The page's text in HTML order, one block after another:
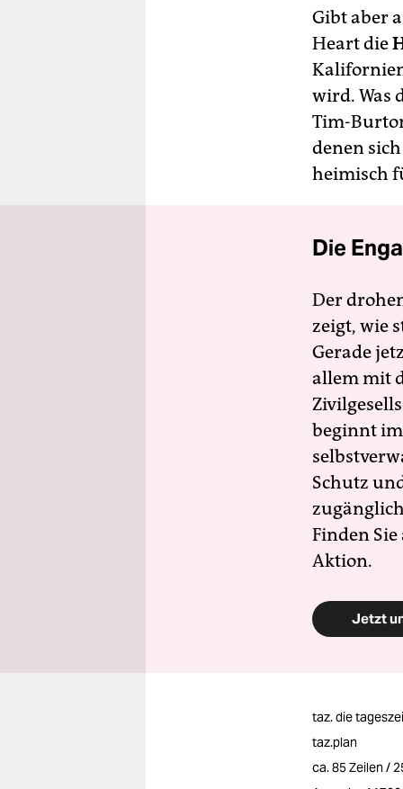
Gibt aber
Heart die
wird. Was
Tim-
denen
heimisch
Die
Der
zeigt, wie
Gerade
allem mit
beginnt
Schutz
Finden
Aktion.
Jetzt
taz. die
taz.plan
ca. 85 Zeilen /